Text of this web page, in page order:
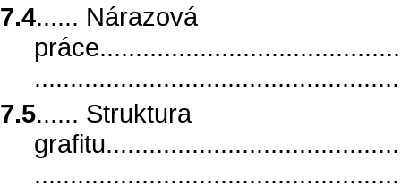
7.4...... Nárazová
7.5...... Struktura